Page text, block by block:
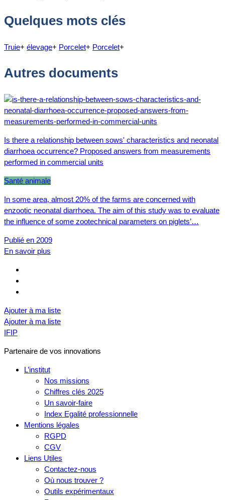
Quelques mots clés
Truie+ élevage+ Porcelet+ Porcelet+
Autres documents
Is there a relationship between sows' characteristics and neonatal
diarrhoea occurrence? Proposed answers from measurements
performed in commercial units
Santé animale
In some area, almost 20% of the farms are concerned with
enzootic neonatal diarrhoea. The aim of this study was to evaluate
the influence of some zootechnical parameters on piglets’…
Publié en 2009
En savoir plus
Ajouter à ma liste
Ajouter à ma liste
IFIP
Partenaire de vos innovations
L’institut
Nos missions
Chiffres clés 2025
Un savoir-faire
Index Egalité professionnelle
Mentions légales
RGPD
CGV
Liens Utiles
Contactez-nous
Où nous trouver ?
Outils expérimentaux